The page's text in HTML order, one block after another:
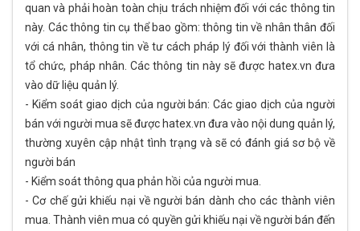
quan và phải hoàn toàn chịu trách nhiệm đối với các thông tin
này. Các thông tin cụ thể bao gồm: thông tin về nhân thân đối
với cá nhân, thông tin về tư cách pháp lý đối với thành viên là
tổ chức, pháp nhân. Các thông tin này sẽ được hatex.vn đưa
vào dữ liệu quản lý.
- Kiểm soát giao dịch của người bán: Các giao dịch của người
bán với người mua sẽ được hatex.vn đưa vào nội dung quản lý,
thường xuyên cập nhật tình trạng và sẽ có đánh giá sơ bộ về
người bán
- Kiểm soát thông qua phản hồi của người mua.
- Cơ chế gửi khiếu nại về người bán dành cho các thành viên
mua. Thành viên mua có quyền gửi khiếu nại về người bán đến